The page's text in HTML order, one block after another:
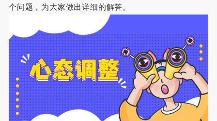
个问题，为大家做出详细的解答。